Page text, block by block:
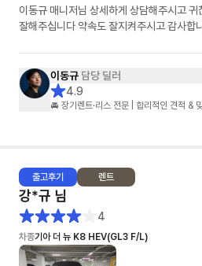
이동규 매니저님 상세하게 상담해주시고
잘해주십니다 약속도 잘지켜주시고 감사합
이동규 담당 딜러
4.9
🚘 장기렌트·리스 전문 | 합리적인 견적 &
출고후기 렌트
강*규 님
4
차종기아 더 뉴 K8 HEV(GL3 F/L)